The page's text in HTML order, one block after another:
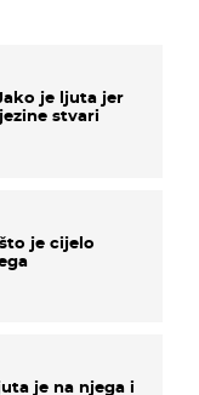
je ljuta jer
stvari
je cijelo
je na njega i